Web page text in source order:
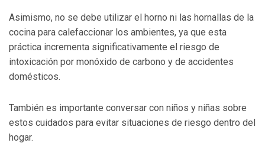
Asimismo, no se debe utilizar el horno ni las hornallas de la
cocina para calefaccionar los ambientes, ya que esta
práctica incrementa significativamente el riesgo de
intoxicación por monóxido de carbono y de accidentes
domésticos.
También es importante conversar con niños y niñas sobre
estos cuidados para evitar situaciones de riesgo dentro del
hogar.